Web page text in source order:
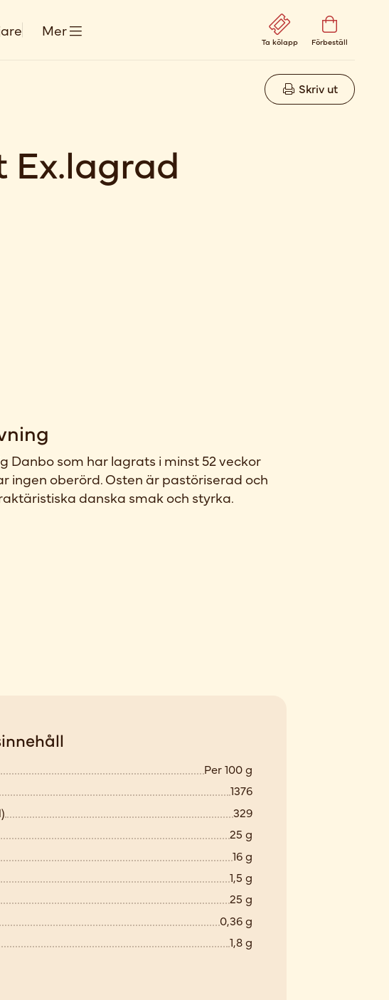
Mer
Ta kölapp Förbeställ
Skriv ut
Ex.lagrad
Danbo som har lagrats i minst 52 veckor
ingen oberörd. Osten är pastöriserad och
danska smak och styrka.
Per 100 g
1376
329
25 g
16 g
1,5 g
25 g
0,36 g
1,8 g